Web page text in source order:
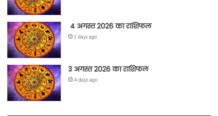
4 अगस्त 2026 का राशिफल
3 days ago
3 अगस्त 2026 का राशिफल
4 days ago